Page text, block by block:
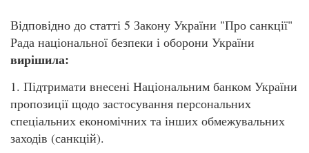
Відповідно до статті 5 Закону України "Про санкції"
Рада національної безпеки і оборони України
вирішила:
1. Підтримати внесені Національним банком України
пропозиції щодо застосування персональних
спеціальних економічних та інших обмежувальних
заходів (санкцій).